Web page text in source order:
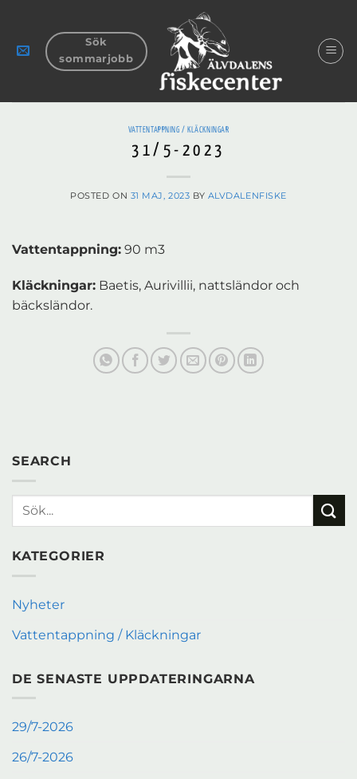
content
Sök
sommarjobb
VATTENTAPPNING / KLÄCKNINGAR
31/5-2023
POSTED ON 31 MAJ, 2023 BY ALVDALENFISKE
Vattentappning: 90 m3
Kläckningar: Baetis, Aurivillii, nattsländor och
bäcksländor.
SEARCH
KATEGORIER
Nyheter
Vattentappning / Kläckningar
DE SENASTE UPPDATERINGARNA
29/7-2026
26/7-2026